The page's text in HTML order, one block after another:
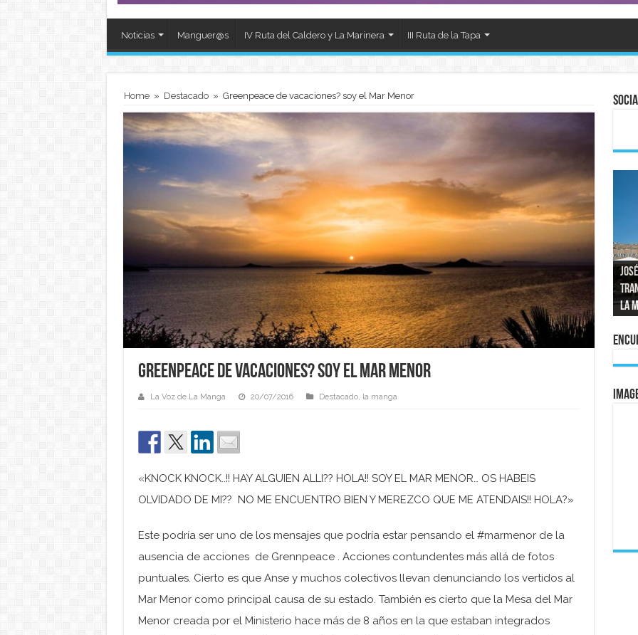
Noticias Manguer@s IV Ruta del Caldero y La Marinera III Ruta de la Tapa
Home » Destacado » Greenpeace de vacaciones? soy el Mar Menor
Greenpeace de vacaciones? soy el Mar Menor
La Voz de La Manga 20/07/2016 Destacado, la manga
«KNOCK KNOCK..!! HAY ALGUIEN ALLI?? HOLA!! SOY EL MAR MENOR… OS HABEIS
OLVIDADO DE MI?? NO ME ENCUENTRO BIEN Y MEREZCO QUE ME ATENDAIS!! HOLA?»
Este podría ser uno de los mensajes que podría estar pensando el #marmenor de la
ausencia de acciones de Grennpeace . Acciones contundentes más allá de fotos
puntuales. Cierto es que Anse y muchos colectivos llevan denunciando los vertidos al
Mar Menor como principal causa de su estado. También es cierto que la Mesa del Mar
Menor creada por el Ministerio hace más de 8 años en la que estaban integrados
La
La
El
al